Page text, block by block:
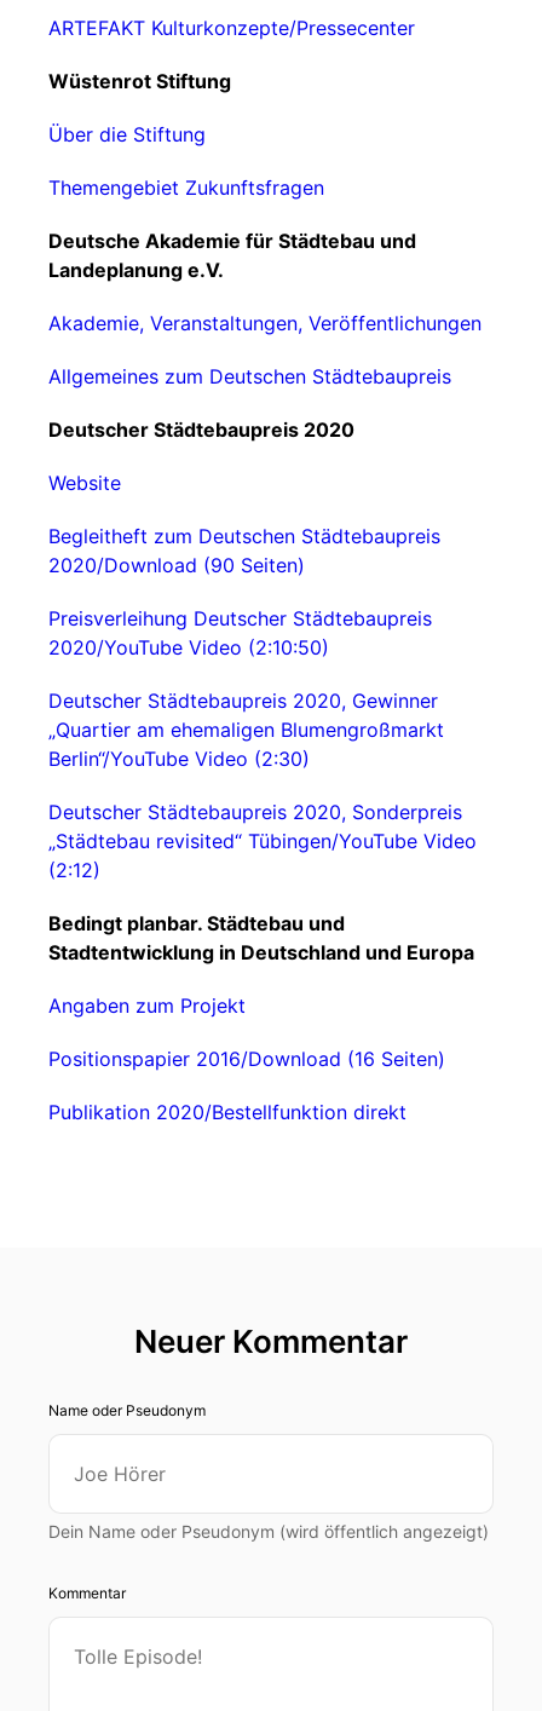
ARTEFAKT Kulturkonzepte/Pressecenter
Wüstenrot Stiftung
Über die Stiftung
Themengebiet Zukunftsfragen
Deutsche Akademie für Städtebau und
Landeplanung e.V.
Akademie, Veranstaltungen, Veröffentlichungen
Allgemeines zum Deutschen Städtebaupreis
Deutscher Städtebaupreis 2020
Website
Begleitheft zum Deutschen Städtebaupreis
2020/Download (90 Seiten)
Preisverleihung Deutscher Städtebaupreis
2020/YouTube Video (2:10:50)
Deutscher Städtebaupreis 2020, Gewinner
„Quartier am ehemaligen Blumengroßmarkt
Berlin“/YouTube Video (2:30)
Deutscher Städtebaupreis 2020, Sonderpreis
„Städtebau revisited“ Tübingen/YouTube Video
(2:12)
Bedingt planbar. Städtebau und
Stadtentwicklung in Deutschland und Europa
Angaben zum Projekt
Positionspapier 2016/Download (16 Seiten)
Publikation 2020/Bestellfunktion direkt
Neuer Kommentar
Name oder Pseudonym
Dein Name oder Pseudonym (wird öffentlich angezeigt)
Kommentar